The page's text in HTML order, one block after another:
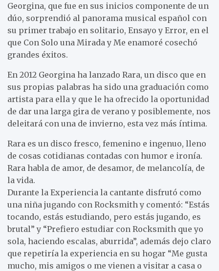
Georgina, que fue en sus inicios componente de un
dúo, sorprendió al panorama musical español con
su primer trabajo en solitario, Ensayo y Error, en el
que Con Solo una Mirada y Me enamoré cosechó
grandes éxitos.
En 2012 Georgina ha lanzado Rara, un disco que en
sus propias palabras ha sido una graduación como
artista para ella y que le ha ofrecido la oportunidad
de dar una larga gira de verano y posiblemente, nos
deleitará con una de invierno, esta vez más íntima.
Rara es un disco fresco, femenino e ingenuo, lleno
de cosas cotidianas contadas con humor e ironía.
Rara habla de amor, de desamor, de melancolía, de
la vida.
Durante la Experiencia la cantante disfrutó como
una niña jugando con Rocksmith y comentó: “Estás
tocando, estás estudiando, pero estás jugando, es
brutal” y “Prefiero estudiar con Rocksmith que yo
sola, haciendo escalas, aburrida”, además dejo claro
que repetiría la experiencia en su hogar “Me gusta
mucho, mis amigos o me vienen a visitar a casa o